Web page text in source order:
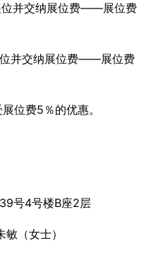
位并交纳展位费——展位费
并交纳展位费——展位费
位费5％的优惠。
号4号楼B座2层
敏（女士）